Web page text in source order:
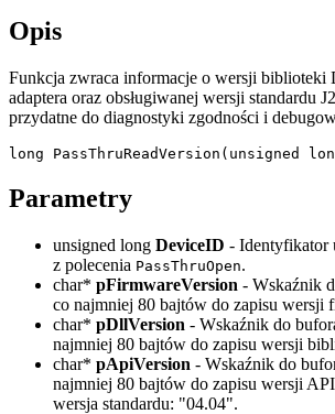
Opis
Funkcja zwraca informacje o wersji
adaptera oraz obsługiwanej wersji standardu
przydatne do diagnostyki zgodności i
long PassThruReadVersion(unsigned
Parametry
unsigned long DeviceID - Identyfikator
z polecenia PassThruOpen.
char* pFirmwareVersion - Wskaźnik
co najmniej 80 bajtów do zapisu wersji
char* pDllVersion - Wskaźnik do
najmniej 80 bajtów do zapisu wersji
char* pApiVersion - Wskaźnik do
najmniej 80 bajtów do zapisu wersji
wersja standardu: "04.04".